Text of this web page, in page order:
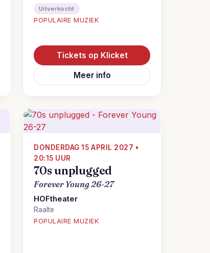
Uitverkocht
POPULAIRE MUZIEK
Tickets op Klicket
Meer info
DONDERDAG 15 APRIL 2027 •
20:15 UUR
70s unplugged
Forever Young 26-27
HOFtheater
Raalte
POPULAIRE MUZIEK